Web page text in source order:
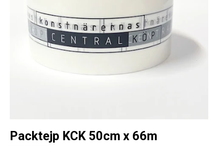
Packtejp KCK 50cm x 66m